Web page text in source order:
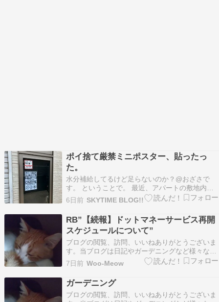
ポイ捨て厳禁ミニポスター、貼ったっ
た。
水分補給してるけど足らないのか？@おざさで
す。 ということで。 最近、アパートの敷地内に
タバコの吸い殻・ 使用済みのマッチ棒が落ちてい
るので 注意喚起の張り紙（ミニポスター？）を作
成しました。 大きさは正規のA4サイズ。 英語表
記も入れてワールドワイドに（笑）。 あまり事務
的な…
6日前 SKYTIME BLOG!!
RB”【続報】ドットマネーサービス再開
スケジュールについて”
ブログの閲覧、訪問、いいねありがとうございま
す。当ブログは日記やガーデニングなど様々なも
のを書き残しているブログです。たまにリブログ
もさせて頂いています。フォロー等お好きにどう
ぞ。ランキング参加しています。 良ければクリッ
クお願いします。 ドットマネーの再開スケジュー
ルが決まっ…
7日前 Woo-Meow
ガーデニング
ブログの閲覧、訪問、いいねありがとうございま